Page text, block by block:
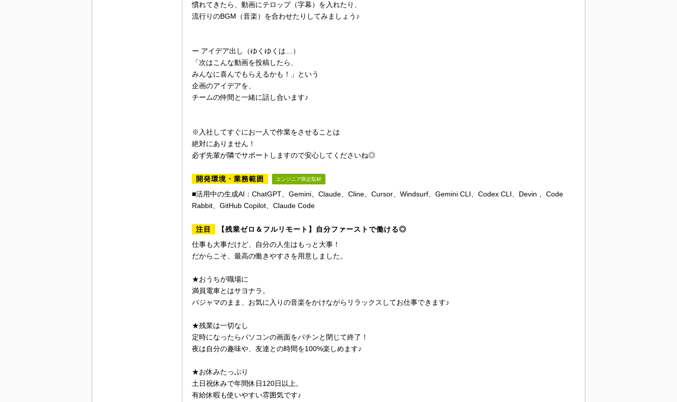
慣れてきたら、動画にテロップ（字幕）を入れたり、
流行りのBGM（音楽）を合わせたりしてみましょう♪
ー アイデア出し（ゆくゆくは…）
「次はこんな動画を投稿したら、
みんなに喜んでもらえるかも！」という
企画のアイデアを、
チームの仲間と一緒に話し合います♪
※入社してすぐにお一人で作業をさせることは
絶対にありません！
必ず先輩が隣でサポートしますので安心してくださいね◎
開発環境・業務範囲 エンジニア限定取材
■活用中の生成AI：ChatGPT、Gemini、Claude、Cline、Cursor、Windsurf、Gemini CLI、Codex CLI、Devin 、Code
Rabbit、GitHub Copilot、Claude Code
注目
【残業ゼロ＆フルリモート】自分ファーストで働ける◎
仕事も大事だけど、自分の人生はもっと大事！
だからこそ、最高の働きやすさを用意しました。
★おうちが職場に
満員電車とはサヨナラ。
パジャマのまま、お気に入りの音楽をかけながらリラックスしてお仕事できます♪
★残業は一切なし
定時になったらパソコンの画面をパチンと閉じて終了！
夜は自分の趣味や、友達との時間を100%楽しめます♪
★お休みたっぷり
土日祝休みで年間休日120日以上。
有給休暇も使いやすい雰囲気です♪